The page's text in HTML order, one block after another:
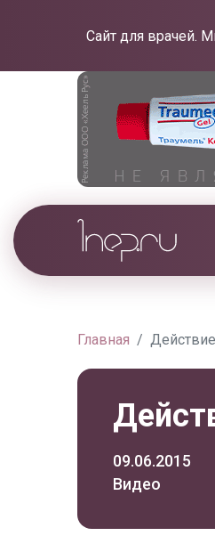
Сайт для врачей.
Главная
09.06.2015
Видео